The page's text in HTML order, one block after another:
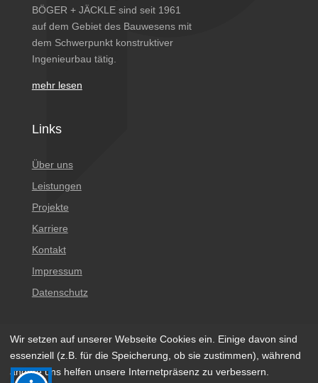
BÖGER + JÄCKLE sind seit 1961
auf dem Gebiet des Bauwesens mit
dem Schwerpunkt konstruktiver
Ingenieurbau tätig.
mehr lesen
Links
Über uns
Leistungen
Projekte
Karriere
Kontakt
Impressum
Datenschutz
Wir setzen auf unserer Webseite Cookies ein. Einige davon sind
essenziell (z.B. für die Speicherung, ob sie zustimmen), während
andere uns helfen unsere Internetpräsenz zu verbessern.